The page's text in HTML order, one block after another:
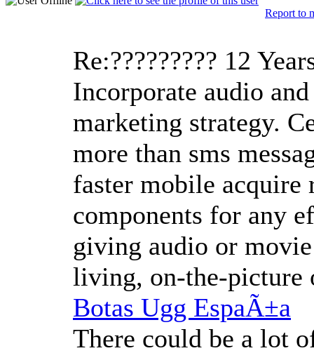
Report to
Re:????????? 12
Incorporate audio
marketing strategy.
more than sms
faster mobile acquire
components for any
giving audio or
living, on-the-picture
Botas Ugg EspaÃ±a
There could be a lot